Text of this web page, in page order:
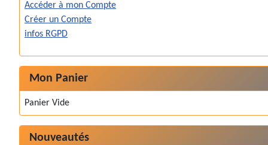
Accéder à mon Compte
Créer un Compte
infos RGPD
Mon Panier
Panier Vide
Nouveautés